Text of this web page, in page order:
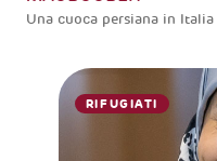
Una cuoca persiana in Italia
RIFUGIATI